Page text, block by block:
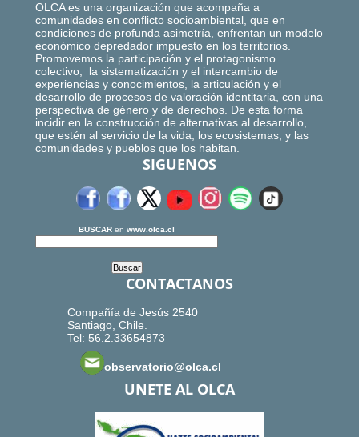
OLCA es una organización que acompaña a
comunidades en conflicto socioambiental, que en
condiciones de profunda asimetría, enfrentan un modelo
económico depredador impuesto en los territorios.
Promovemos la participación y el protagonismo
colectivo, la sistematización y el intercambio de
experiencias y conocimientos, la articulación y el
desarrollo de procesos de valoración identitaria, con una
perspectiva de género y de derechos. De esta forma
incidir en la construcción de alternativas al desarrollo,
que estén al servicio de la vida, los ecosistemas, y las
comunidades y pueblos que los habitan.
SIGUENOS
BUSCAR en www.olca.cl
CONTACTANOS
Compañía de Jesús 2540
Santiago, Chile.
Tel: 56.2.33654873
observatorio@olca.cl
UNETE AL OLCA